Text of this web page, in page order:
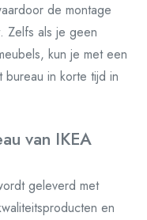
de montage
Zelfs als je geen
kun je met een
in korte tijd in
van IKEA
geleverd met
en